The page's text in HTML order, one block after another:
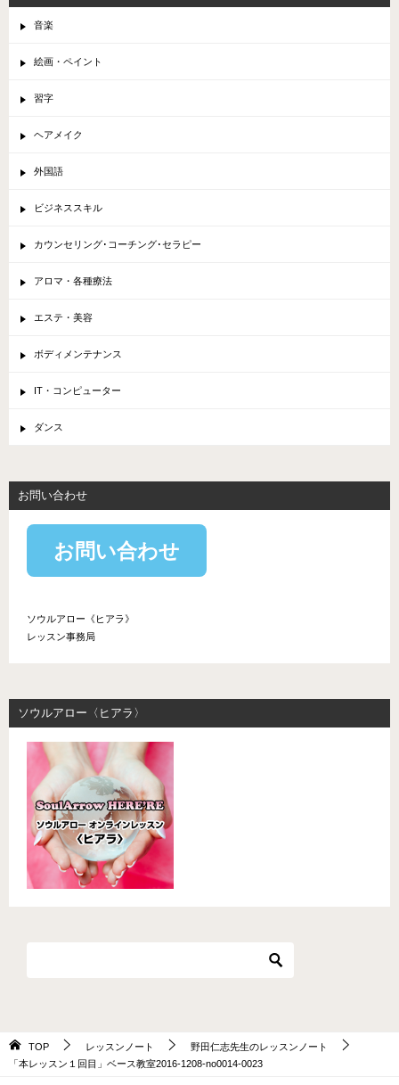
音楽
絵画・ペイント
習字
ヘアメイク
外国語
ビジネススキル
カウンセリング･コーチング･セラピー
アロマ・各種療法
エステ・美容
ボディメンテナンス
IT・コンピューター
ダンス
お問い合わせ
お問い合わせ
ソウルアロー《ヒアラ》
レッスン事務局
ソウルアロー〈ヒアラ〉
TOP レッスンノート
野田仁志先生のレッスンノート
「本レッスン１回目」ベース教室2016-1208-no0014-0023